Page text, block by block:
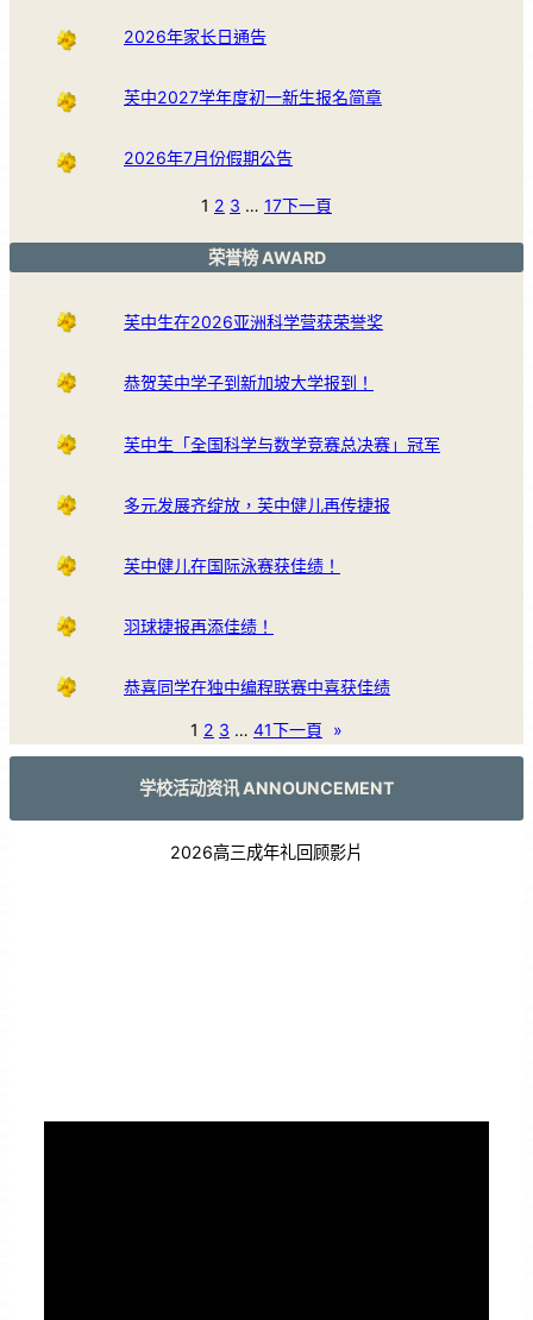
2026年家长日通告
芙中2027学年度初一新生报名简章
2026年7月份假期公告
1 2 3 … 17下一頁
荣誉榜 AWARD
芙中生在2026亚洲科学营获荣誉奖
恭贺芙中学子到新加坡大学报到！
芙中生「全国科学与数学竞赛总决赛」冠军
多元发展齐绽放，芙中健儿再传捷报
芙中健儿在国际泳赛获佳绩！
羽球捷报再添佳绩！
恭喜同学在独中编程联赛中喜获佳绩
1 2 3 … 41下一頁 »
学校活动资讯 ANNOUNCEMENT
2026高三成年礼回顾影片